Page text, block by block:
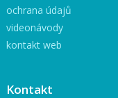
ochrana údajů
videonávody
kontakt web
Kontakt